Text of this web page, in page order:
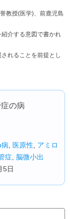
教授(医学)、前鹿児島
介する意図で書かれ
れることを前提とし
の病
医原性
アミロ
症
脳微小出
5日